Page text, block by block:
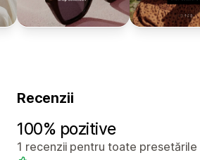
Recenzii
100% pozitive
1 recenzii pentru toate presetările